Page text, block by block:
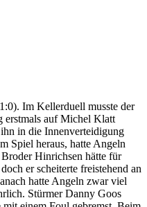
Im Kellerduell musste der
erstmals auf Michel Klatt
in die Innenverteidigung
Spiel heraus, hatte Angeln
Hinrichsen hätte für
er scheiterte freistehend an
hatte Angeln zwar viel
Stürmer Danny Goos